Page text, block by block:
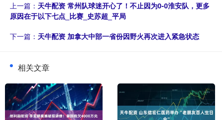
上一篇： 天牛配资 常州队球迷开心了！不止因为0-0淮安队，更多
原因在于以下七点_比赛_史苏超_平局
下一篇： 天牛配资 加拿大中部一省份因野火再次进入紧急状态
相关文章